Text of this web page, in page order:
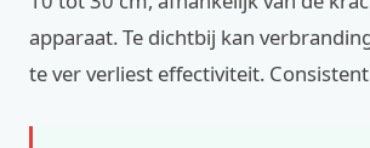
apparaat. Te dichtbij kan
te ver verliest effectiviteit.